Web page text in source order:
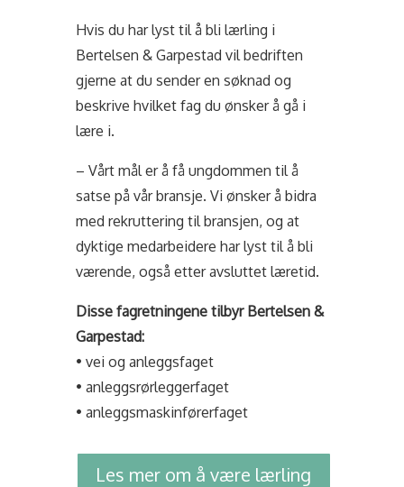
Hvis du har lyst til å bli lærling i
Bertelsen & Garpestad vil bedriften
gjerne at du sender en søknad og
beskrive hvilket fag du ønsker å gå i
lære i.
– Vårt mål er å få ungdommen til å
satse på vår bransje. Vi ønsker å bidra
med rekruttering til bransjen, og at
dyktige medarbeidere har lyst til å bli
værende, også etter avsluttet læretid.
Disse fagretningene tilbyr Bertelsen &
Garpestad:
• vei og anleggsfaget
• anleggsrørleggerfaget
• anleggsmaskinførerfaget
Les mer om å være lærling